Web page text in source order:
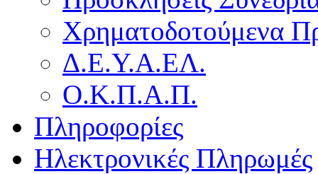
Χρηματοδοτούμενα
Δ.Ε.Υ.Α.ΕΛ.
Ο.Κ.Π.Α.Π.
Πληροφορίες
Ηλεκτρονικές Πληρωμές